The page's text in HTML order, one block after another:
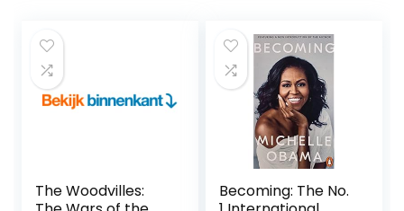
The Woodvilles:
Becoming: The No.